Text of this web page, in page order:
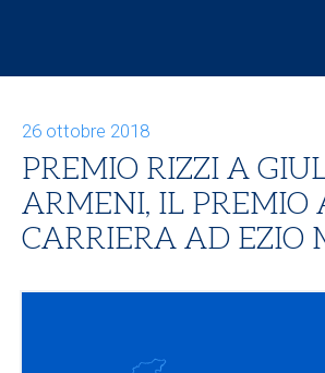
26 ottobre 2018
PREMIO RIZZI A
ARMENI, IL PREMIO
CARRIERA AD EZIO